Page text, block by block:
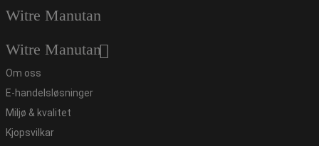
Witre Manutan
Witre Manutan
Om oss
E-handelsløsninger
Miljø & kvalitet
Kjopsvilkar